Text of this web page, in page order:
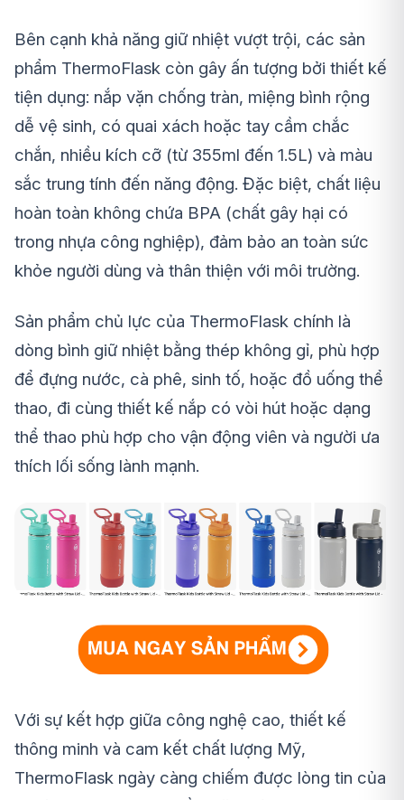
Bên cạnh khả năng giữ nhiệt vượt trội, các sản
phẩm ThermoFlask còn gây ấn tượng bởi thiết kế
tiện dụng: nắp vặn chống tràn, miệng bình rộng
dễ vệ sinh, có quai xách hoặc tay cầm chắc
chắn, nhiều kích cỡ (từ 355ml đến 1.5L) và màu
sắc trung tính đến năng động. Đặc biệt, chất liệu
hoàn toàn không chứa BPA (chất gây hại có
trong nhựa công nghiệp), đảm bảo an toàn sức
khỏe người dùng và thân thiện với môi trường.
Sản phẩm chủ lực của ThermoFlask chính là
dòng bình giữ nhiệt bằng thép không gỉ, phù hợp
để đựng nước, cà phê, sinh tố, hoặc đồ uống thể
thao, đi cùng thiết kế nắp có vòi hút hoặc dạng
thể thao phù hợp cho vận động viên và người ưa
thích lối sống lành mạnh.
Với sự kết hợp giữa công nghệ cao, thiết kế
thông minh và cam kết chất lượng Mỹ,
ThermoFlask ngày càng chiếm được lòng tin của